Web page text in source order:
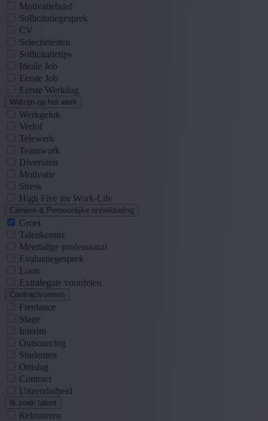
Motivatiebrief
Sollicitatiegesprek
CV
Selectietesten
Sollicitatietips
Ideale Job
Eerste Job
Eerste Werkdag
Welzijn op het werk
Werkgeluk
Verlof
Telewerk
Teamwork
Diversiteit
Motivatie
Stress
High Five for Work-Life
Carrière & Persoonlijke ontwikkeling
Groei
Talenkennis
Meertalige professional
Evaluatiegesprek
Loon
Extralegale voordelen
Contractvormen
Freelance
Stage
Interim
Outsourcing
Studenten
Ontslag
Contract
Uitzendarbeid
Ik zoek talent
Rekruteren